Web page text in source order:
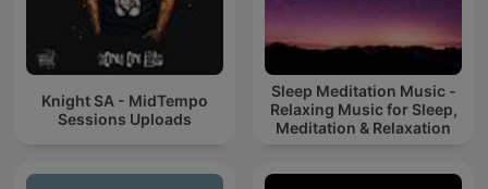
Knight SA - MidTempo
Sessions Uploads
Sleep Meditation Music -
Relaxing Music for Sleep,
Meditation & Relaxation